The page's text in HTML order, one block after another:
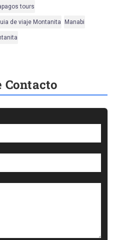
tours
de viaje Montanita Manabi
Contacto